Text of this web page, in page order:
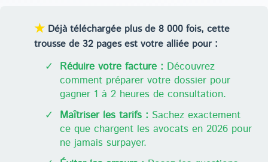
★ Déjà téléchargée plus de 8 000 fois, cette
trousse de 32 pages est votre alliée pour :
✓ Réduire votre facture : Découvrez
comment préparer votre dossier pour
gagner 1 à 2 heures de consultation.
✓ Maîtriser les tarifs : Sachez exactement
ce que chargent les avocats en 2026 pour
ne jamais surpayer.